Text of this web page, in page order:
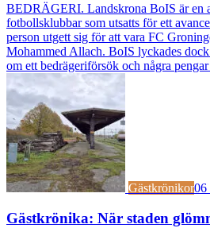
BEDRÄGERI. Landskrona BoIS är en
fotbollsklubbar som utsatts för ett
person utgett sig för att vara FC
Mohammed Allach. BoIS lyckades
om ett bedrägeriförsök och några
Gästkrönikor06
Gästkrönika: När staden